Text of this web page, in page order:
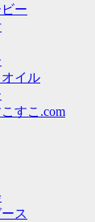
ー
イル
すこ.com
ス